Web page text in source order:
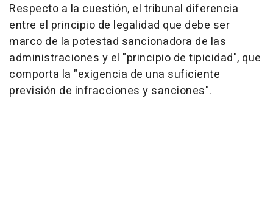
Respecto a la cuestión, el tribunal diferencia
entre el principio de legalidad que debe ser
marco de la potestad sancionadora de las
administraciones y el "principio de tipicidad", que
comporta la "exigencia de una suficiente
previsión de infracciones y sanciones".